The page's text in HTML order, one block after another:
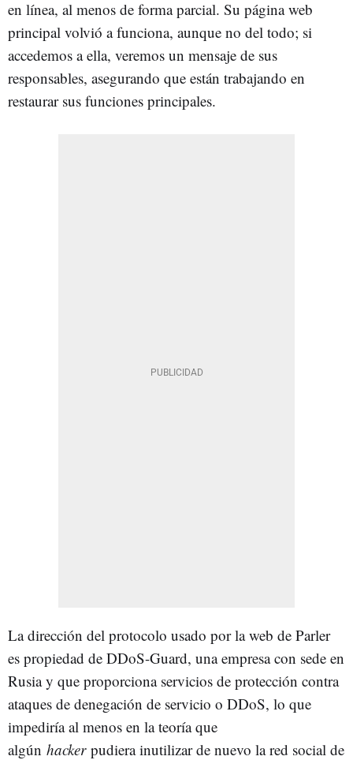
en línea, al menos de forma parcial. Su página web
principal volvió a funciona, aunque no del todo; si
accedemos a ella, veremos un mensaje de sus
responsables, asegurando que están trabajando en
restaurar sus funciones principales.
La dirección del protocolo usado por la web de Parler
es propiedad de DDoS-Guard, una empresa con sede en
Rusia y que proporciona servicios de protección contra
ataques de denegación de servicio o DDoS, lo que
impediría al menos en la teoría que
algún hacker pudiera inutilizar de nuevo la red social de